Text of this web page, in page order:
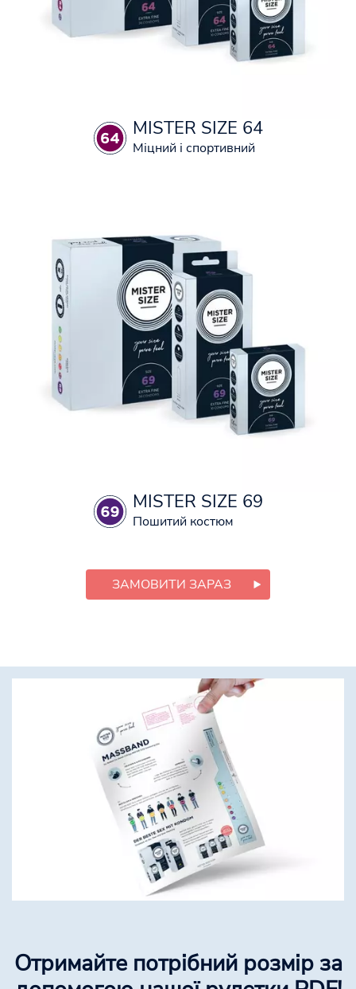
MISTER SIZE 64
Міцний і спортивний
MISTER SIZE 69
Пошитий костюм
ЗАМОВИТИ ЗАРАЗ
Отримайте потрібний розмір за